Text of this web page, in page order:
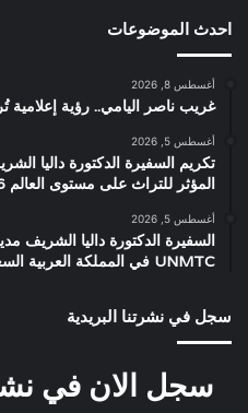
احدث الموضوعات
أغسطس 8, 2026
غريب ناصر اليامي.. رؤية إعلامية
أغسطس 5, 2026
تكريم السفيرة الدكتورة داليا
المؤثر للتراث على مستوى العالم 2026”
أغسطس 5, 2026
السفيرة الدكتورة داليا الشريف
UNMTC في المملكة العربية السعودية
سجل في نشرتنا البريدية
سجل الان في